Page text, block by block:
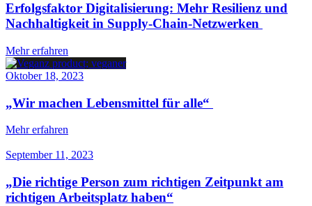
Erfolgsfaktor Digitalisierung: Mehr Resilienz und
Nachhaltigkeit in Supply-Chain-Netzwerken
Mehr erfahren
Oktober 18, 2023
„Wir machen Lebensmittel für alle“
Mehr erfahren
September 11, 2023
„Die richtige Person zum richtigen Zeitpunkt am
richtigen Arbeitsplatz haben“